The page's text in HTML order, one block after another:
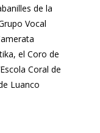
de la
Vocal
el Coro de
Coral de
Luanco